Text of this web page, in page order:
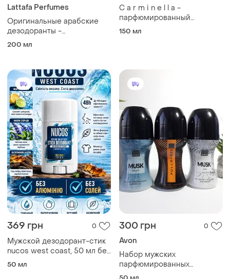
Lattafa Perfumes
Оригинальные арабские
дезодоранты -
невероятная устойчивость,
ноты
200 мл
C a r m i n e l l a -
парфюмированный
дезодорант
150 мл
369 грн 0
Мужской дезодорант-стик
nucos west coast, 50 мл без
алюминия и солей
50 мл
300 грн 0
Avon
Набор мужских
парфюмированных
дезодорантов для тела 3